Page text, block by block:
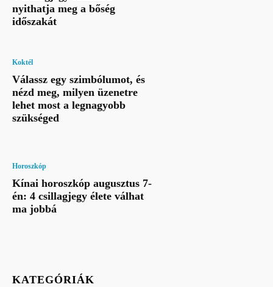
nyithatja meg a bőség
időszakát
Koktél
Válassz egy szimbólumot, és
nézd meg, milyen üzenetre
lehet most a legnagyobb
szükséged
Horoszkóp
Kínai horoszkóp augusztus 7-
én: 4 csillagjegy élete válhat
ma jobbá
KATEGÓRIÁK